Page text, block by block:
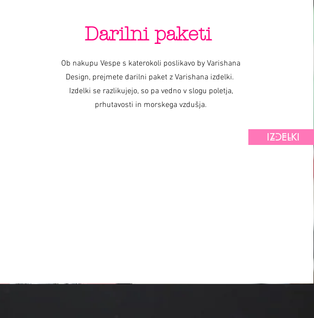
Darilni paketi
Ob nakupu Vespe s katerokoli poslikavo by Varishana
Design, prejmete darilni paket z Varishana izdelki.
Izdelki se razlikujejo, so pa vedno v slogu poletja,
prhutavosti in morskega vzdušja.
IZDELKI